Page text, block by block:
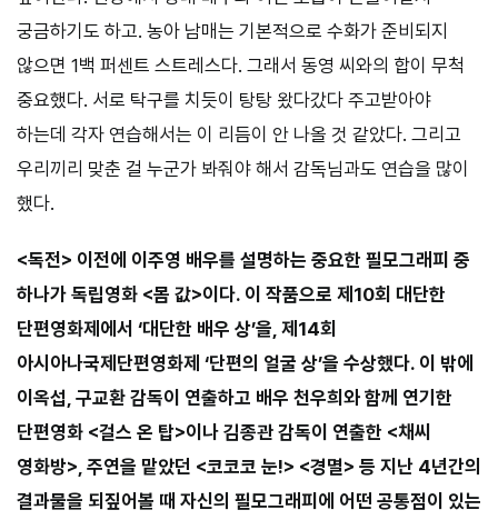
궁금하기도 하고. 농아 남매는 기본적으로 수화가 준비되지
않으면 1백 퍼센트 스트레스다. 그래서 동영 씨와의 합이 무척
중요했다. 서로 탁구를 치듯이 탕탕 왔다갔다 주고받아야
하는데 각자 연습해서는 이 리듬이 안 나올 것 같았다. 그리고
우리끼리 맞춘 걸 누군가 봐줘야 해서 감독님과도 연습을 많이
했다.
<독전> 이전에 이주영 배우를 설명하는 중요한 필모그래피 중
하나가 독립영화 <몸 값>이다. 이 작품으로 제10회 대단한
단편영화제에서 ‘대단한 배우 상’을, 제14회
아시아나국제단편영화제 ‘단편의 얼굴 상’을 수상했다. 이 밖에
이옥섭, 구교환 감독이 연출하고 배우 천우희와 함께 연기한
단편영화 <걸스 온 탑>이나 김종관 감독이 연출한 <채씨
영화방>, 주연을 맡았던 <코코코 눈!> <경멸> 등 지난 4년간의
결과물을 되짚어볼 때 자신의 필모그래피에 어떤 공통점이 있는